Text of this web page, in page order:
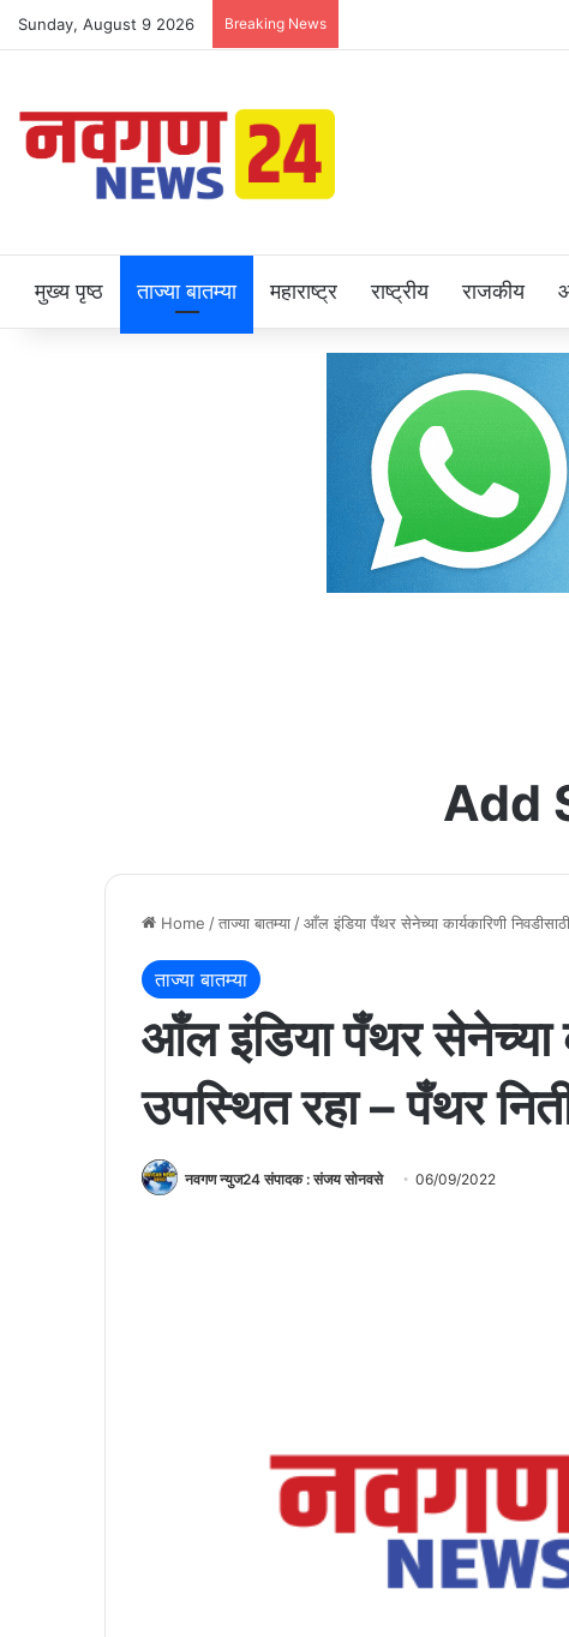
Sunday, August 9 2026 Breaking News
मुख्य पृष्ठ ताज्या बातम्या महाराष्ट्र राष्ट्रीय राजकीय
Add
Home /ताज्या बातम्या /आँल इंडिया पँथर सेनेच्या कार्यकारिणी
ताज्या बातम्या
आँल इंडिया पँथर सेनेच्या
उपस्थित रहा – पँथर
नवगण न्युज24 संपादक : संजय सोनवसे 06/09/2022